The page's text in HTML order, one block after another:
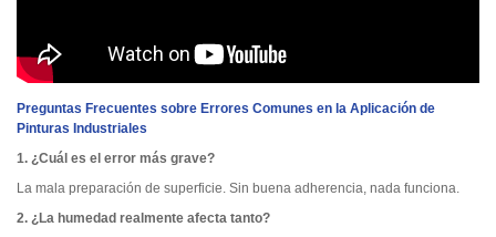
Preguntas Frecuentes sobre Errores Comunes en la Aplicación de
Pinturas Industriales
1. ¿Cuál es el error más grave?
La mala preparación de superficie. Sin buena adherencia, nada funciona.
2. ¿La humedad realmente afecta tanto?